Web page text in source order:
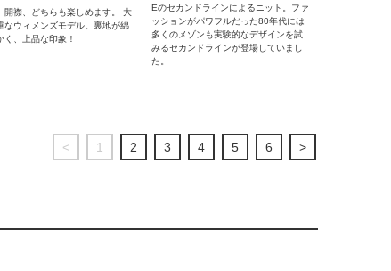
開襟、どちらも楽しめます。 大
なウィメンズモデル。裏地が綿
く、上品な印象！
Eのセカンドラインによるニット。ファ
ッションがパワフルだった80年代には
多くのメゾンも実験的なデザインを試
みるセカンドラインが登場していまし
た。
< 1 2 3 4 5 6 >